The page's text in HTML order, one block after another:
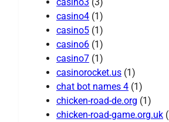
casino4 (1)
casino5 (1)
casino6 (1)
casino7 (1)
casinorocket.us (1)
chat bot names 4 (1)
chicken-road-de.org (1)
chicken-road-game.org.uk